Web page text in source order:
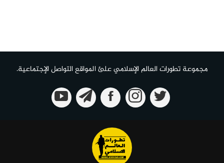
مجموعة تطورات العالم الإسلامي علئ المواقع التواصل الإجتماعية.